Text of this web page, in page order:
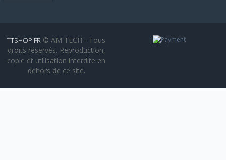
TTSHOP.FR © AM TECH - Tous
droits réservés. Reproduction,
copie et utilisation interdite en
dehors de ce site.